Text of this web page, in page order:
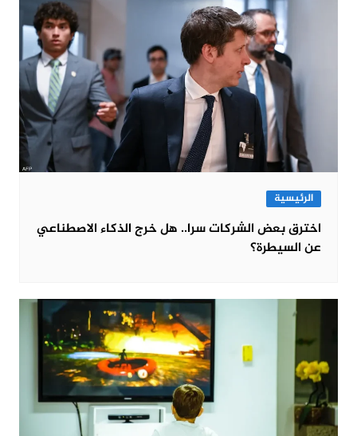
الرئيسية
اخترق بعض الشركات سرا.. هل خرج الذكاء الاصطناعي
عن السيطرة؟